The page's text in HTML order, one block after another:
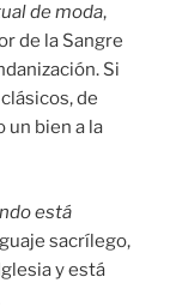
de moda,
de la Sangre
Si
de
un bien a la
está
sacrílego,
y está